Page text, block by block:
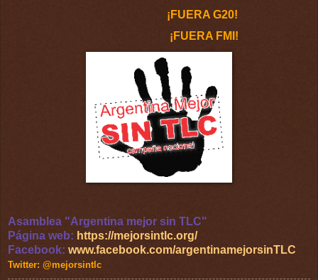
¡FUERA G20!
¡FUERA FMI!
Asamblea "Argentina mejor sin TLC"
Página web: https://mejorsintlc.org/
Facebook: www.facebook.com/argentinamejorsinTLC
Twitter: @mejorsintlc